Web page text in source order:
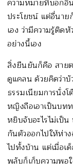
ความหมายที่บอกอี่
ประโยชน์ แต่อี่นาย
เอง ว่ามีความรู้ติด
อย่างนี้เอง
สิ่งยืนยันก็คือ สาย
ดูแคลน ด้วยคิดว่าบั
ธรรมเนียมการนั่ง
หญิงถือเอาเป็นบทท
หยิบจับอะไรไม่เป็
กันตัวออกไปให้ห่า
ไปทั้งบ้าน แต่เมื่อ
พลับก็เก็บความพอใ